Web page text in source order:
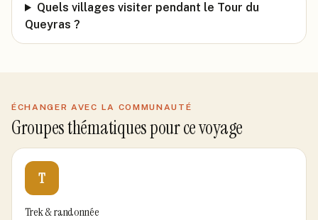
Quels villages visiter pendant le Tour du
Queyras ?
ÉCHANGER AVEC LA COMMUNAUTÉ
Groupes thématiques pour ce voyage
T
Trek & randonnée